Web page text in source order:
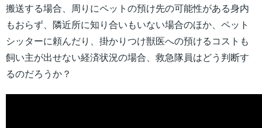
搬送する場合、周りにペットの預け先の可能性がある身内
もおらず、隣近所に知り合いもいない場合のほか、ペット
シッターに頼んだり、掛かりつけ獣医への預けるコストも
飼い主が出せない経済状況の場合、救急隊員はどう判断す
るのだろうか？